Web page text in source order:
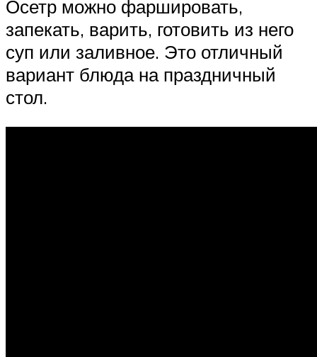
Осетр можно фаршировать,
запекать, варить, готовить из него
суп или заливное. Это отличный
вариант блюда на праздничный
стол.